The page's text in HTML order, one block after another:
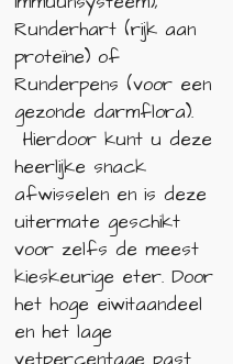
Runderhart (rijk aan
proteïne) of
Runderpens (voor een
gezonde darmflora).
Hierdoor kunt u deze
heerlijke snack
afwisselen en is deze
uitermate geschikt
voor zelfs de meest
kieskeurige eter. Door
het hoge eiwitaandeel
en het lage